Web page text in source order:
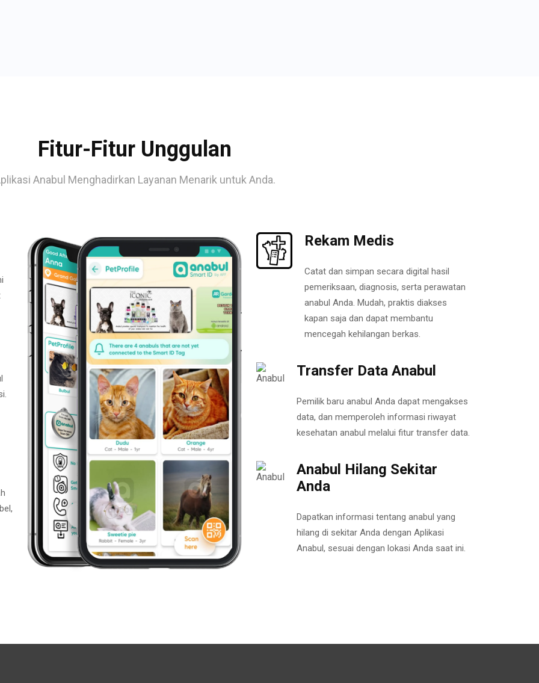
Fitur-Fitur Unggulan
Anabul Menghadirkan Layanan Menarik untuk Anda.
Rekam Medis
Catat dan simpan secara digital hasil
pemeriksaan, diagnosis, serta perawatan
anabul Anda. Mudah, praktis diakses
kapan saja dan dapat membantu
mencegah kehilangan berkas.
Transfer Data Anabul
Pemilik baru anabul Anda dapat mengakses
data, dan memperoleh informasi riwayat
kesehatan anabul melalui fitur transfer data.
Anabul Hilang Sekitar
Anda
Dapatkan informasi tentang anabul yang
hilang di sekitar Anda dengan Aplikasi
Anabul, sesuai dengan lokasi Anda saat ini.